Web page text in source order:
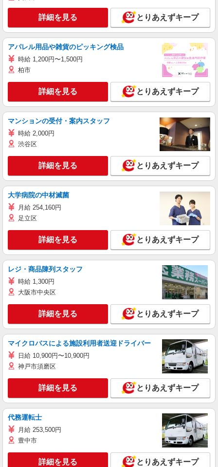
詳細を見る とりあえずキープ
アパレル用品や雑貨のピッキング検品
時給 1,200円〜1,500円
柏市
詳細を見る とりあえずキープ
マンションの受付・案内スタッフ
時給 2,000円
渋谷区
詳細を見る とりあえずキープ
大学病院の中材滅菌
月給 254,160円
足立区
詳細を見る とりあえずキープ
レジ・商品陳列スタッフ
時給 1,300円
大阪市中央区
詳細を見る とりあえずキープ
マイクロバスによる施設利用者送迎ドライバー
日給 10,900円〜10,900円
神戸市須磨区
詳細を見る とりあえずキープ
代務運転士
月給 253,500円
豊中市
詳細を見る とりあえずキープ